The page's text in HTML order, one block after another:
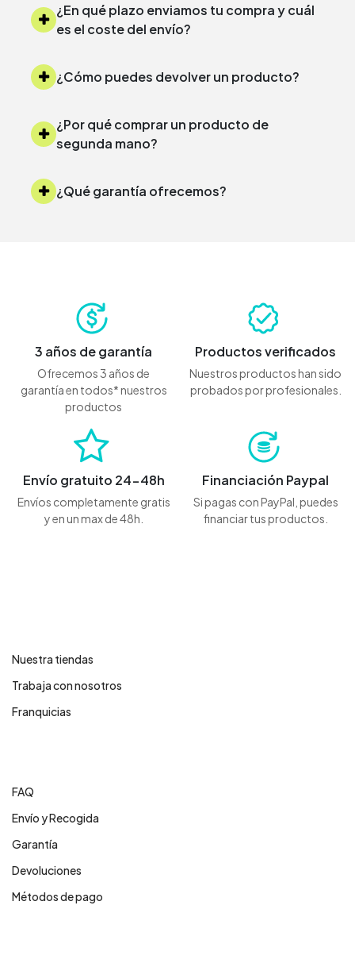
¿En qué plazo enviamos tu compra y cuál
es el coste del envío?
¿Cómo puedes devolver un producto?
¿Por qué comprar un producto de
segunda mano?
¿Qué garantía ofrecemos?
3 años de garantía
Ofrecemos 3 años de
garantía en todos* nuestros
productos
Productos verificados
Nuestros productos han sido
probados por profesionales.
Envío gratuito 24-48h
Envíos completamente gratis
y en un max de 48h.
Financiación Paypal
Si pagas con PayPal, puedes
financiar tus productos.
Nuestra tiendas
Trabaja con nosotros
Franquicias
FAQ
Envío y Recogida
Garantía
Devoluciones
Métodos de pago